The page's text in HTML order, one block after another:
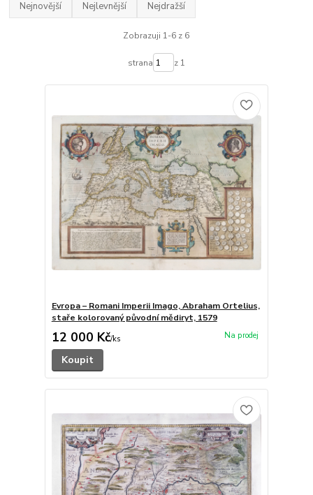
Nejnovější Nejlevnější Nejdražší
Zobrazuji 1-6 z 6
strana z 1
Evropa – Romani Imperii Imago, Abraham Ortelius,
staře kolorovaný původní mědiryt, 1579
12 000 Kč/ks
Koupit